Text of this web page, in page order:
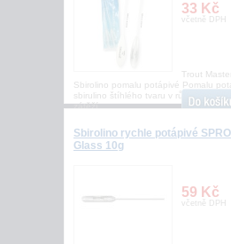
33 Kč
včetně DPH
Trout
Sbirolino pomalu potápivé Pomalu
sbirulino štíhlého tvaru v různých
zátěží
Sbirolino rychle potápivé SPRO
Glass 10g
59 Kč
včetně DPH